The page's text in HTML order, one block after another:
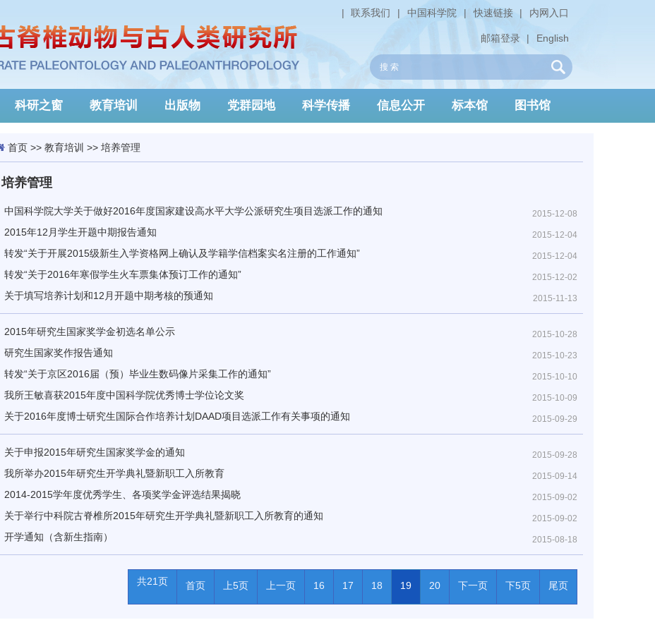
内网入口
|
快速链接
|
中国科学院
|
联系我们
|
English
|
邮箱登录
科研之窗 教育培训 出版物 党群园地 科学传播 信息公开 标本馆 图书馆
首页>> 教育培训 >> 培养管理
培养管理
2015-12-08
中国科学院大学关于做好2016年度国家建设高水平大学公派研究生项目选派工作的通知
2015-12-04
2015年12月学生开题中期报告通知
2015-12-04
转发“关于开展2015级新生入学资格网上确认及学籍学信档案实名注册的工作通知”
2015-12-02
转发“关于2016年寒假学生火车票集体预订工作的通知”
2015-11-13
关于填写培养计划和12月开题中期考核的预通知
2015-10-28
2015年研究生国家奖学金初选名单公示
2015-10-23
研究生国家奖作报告通知
2015-10-10
转发“关于京区2016届（预）毕业生数码像片采集工作的通知”
2015-10-09
我所王敏喜获2015年度中国科学院优秀博士学位论文奖
2015-09-29
关于2016年度博士研究生国际合作培养计划DAAD项目选派工作有关事项的通知
2015-09-28
关于申报2015年研究生国家奖学金的通知
2015-09-14
我所举办2015年研究生开学典礼暨新职工入所教育
2015-09-02
2014-2015学年度优秀学生、各项奖学金评选结果揭晓
2015-09-02
关于举行中科院古脊椎所2015年研究生开学典礼暨新职工入所教育的通知
2015-08-18
开学通知（含新生指南）
共21页 首页 上5页 上一页 16 17 18 19 20 下一页 下5页 尾页